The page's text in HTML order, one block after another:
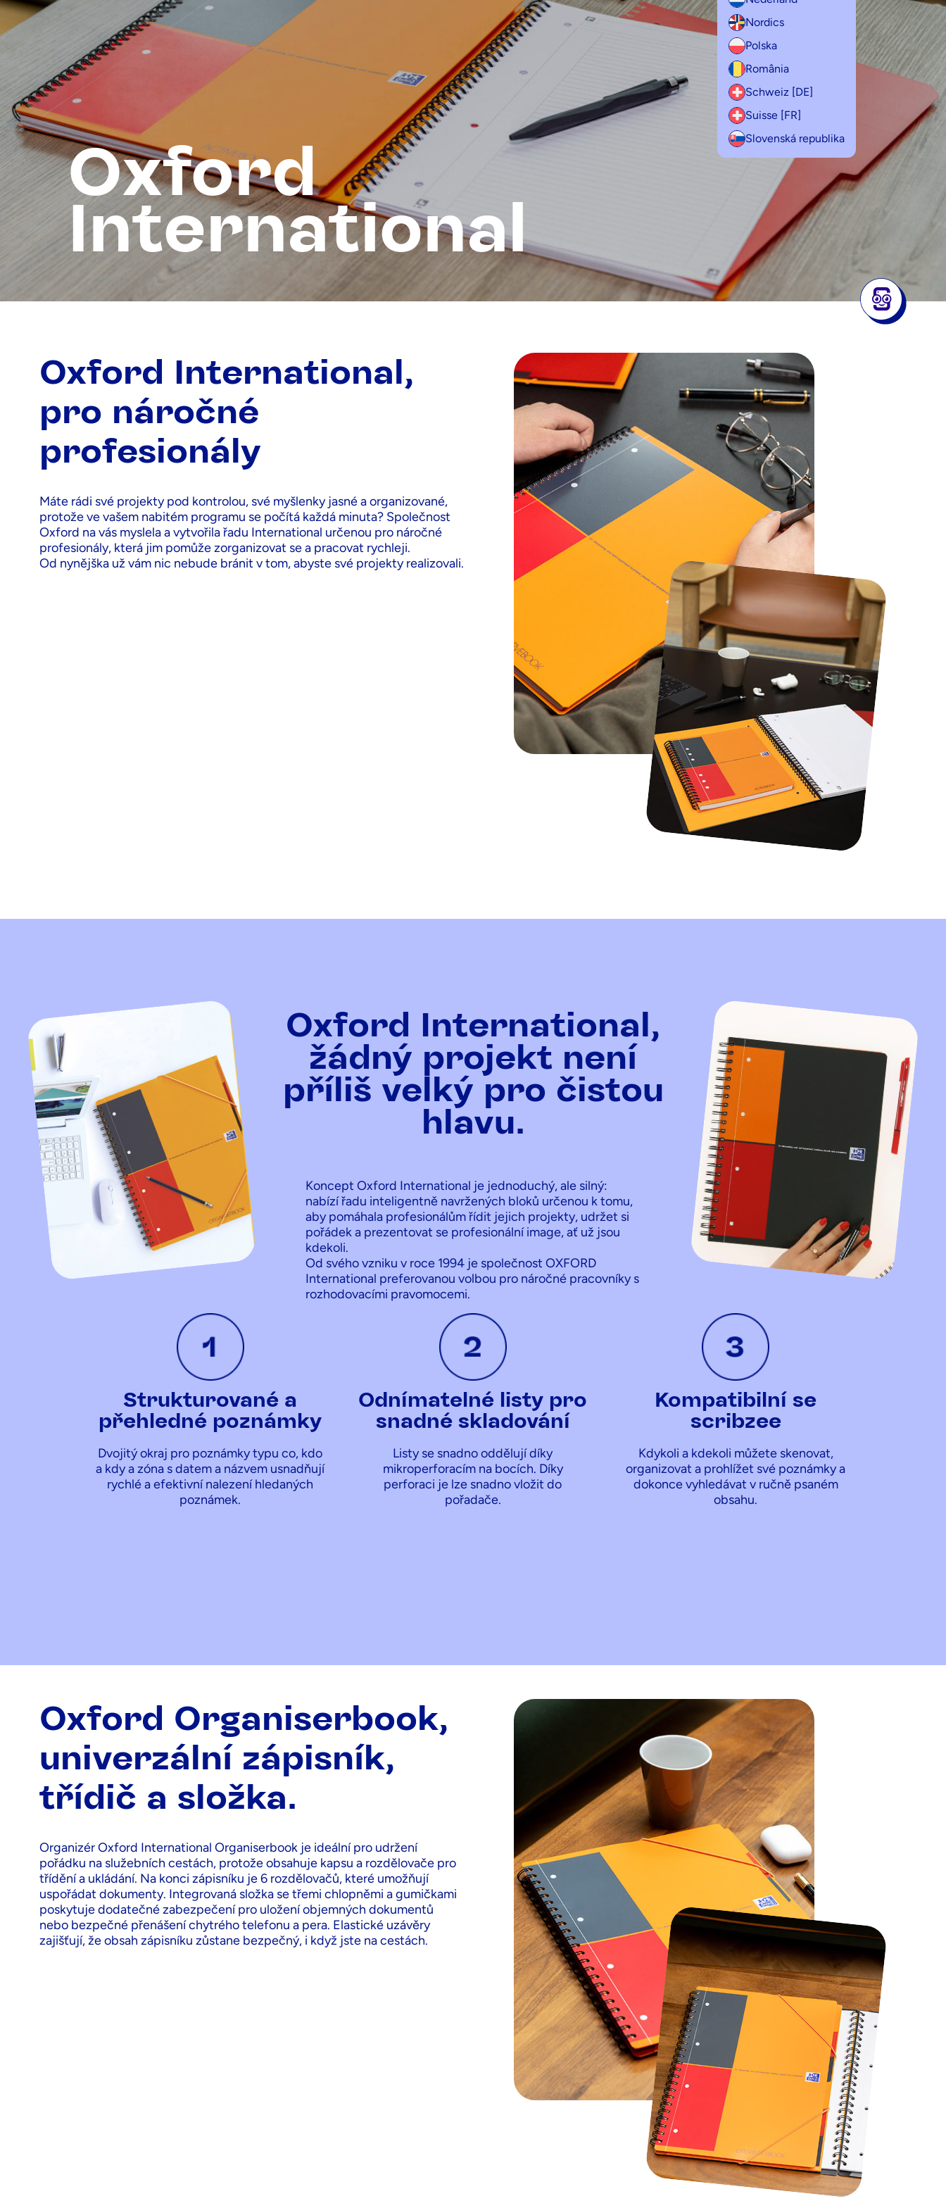
Nordics
Polska
România
Schweiz [DE]
Suisse [FR]
Slovenská republika
Oxford
International
Oxford International,
pro náročné
profesionály
Máte rádi své projekty pod kontrolou, své myšlenky jasné a organizované,
protože ve vašem nabitém programu se počítá každá minuta? Společnost
Oxford na vás myslela a vytvořila řadu International určenou pro náročné
profesionály, která jim pomůže zorganizovat se a pracovat rychleji.
Od nynějška už vám nic nebude bránit v tom, abyste své projekty realizovali.
Oxford International,
žádný projekt není
příliš velký pro čistou
hlavu.
Koncept Oxford International je jednoduchý, ale silný:
nabízí řadu inteligentně navržených bloků určenou k tomu,
aby pomáhala profesionálům řídit jejich projekty, udržet si
pořádek a prezentovat se profesionální image, ať už jsou
kdekoli.
Od svého vzniku v roce 1994 je společnost OXFORD
International preferovanou volbou pro náročné pracovníky s
rozhodovacími pravomocemi.
Strukturované a
přehledné poznámky
Dvojitý okraj pro poznámky typu co, kdo
a kdy a zóna s datem a názvem usnadňují
rychlé a efektivní nalezení hledaných
poznámek.
Odnímatelné listy pro
snadné skladování
Listy se snadno oddělují díky
mikroperforacím na bocích. Díky
perforaci je lze snadno vložit do
pořadače.
Kompatibilní se
scribzee
Kdykoli a kdekoli můžete skenovat,
organizovat a prohlížet své poznámky a
dokonce vyhledávat v ručně psaném
obsahu.
Oxford Organiserbook,
univerzální zápisník,
třídič a složka.
Organizér Oxford International Organiserbook je ideální pro udržení
pořádku na služebních cestách, protože obsahuje kapsu a rozdělovače pro
třídění a ukládání. Na konci zápisníku je 6 rozdělovačů, které umožňují
uspořádat dokumenty. Integrovaná složka se třemi chlopněmi a gumičkami
poskytuje dodatečné zabezpečení pro uložení objemných dokumentů
nebo bezpečné přenášení chytrého telefonu a pera. Elastické uzávěry
zajišťují, že obsah zápisníku zůstane bezpečný, i když jste na cestách.